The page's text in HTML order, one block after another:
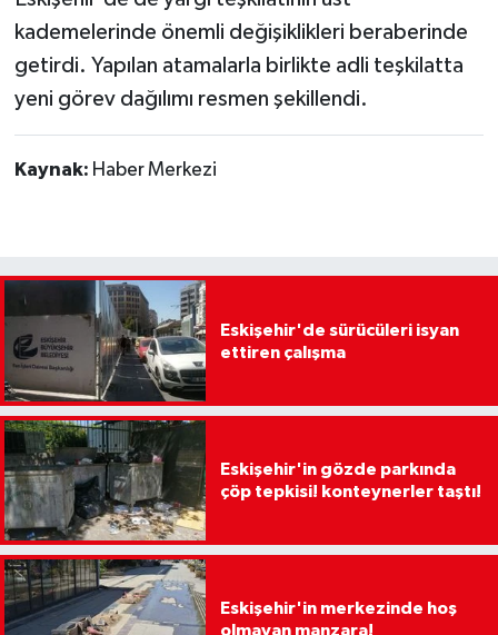
kademelerinde önemli değişiklikleri beraberinde
getirdi. Yapılan atamalarla birlikte adli teşkilatta
yeni görev dağılımı resmen şekillendi.
Kaynak: Haber Merkezi
Eskişehir'de sürücüleri isyan
ettiren çalışma
Eskişehir'in gözde parkında
çöp tepkisi! konteynerler taştı!
Eskişehir'in merkezinde hoş
olmayan manzara!